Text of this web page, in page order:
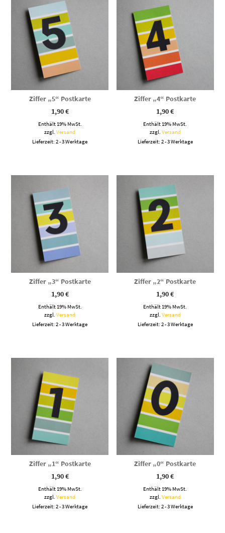
Ziffer „5“ Postkarte
1,90€
Enthält 19% MwSt.
zzgl.Versand
Lieferzeit: 2 - 3 Werktage
Ziffer „4“ Postkarte
1,90€
Enthält 19% MwSt.
zzgl. Versand
Lieferzeit: 2 - 3 Werktage
Ziffer „3“ Postkarte
1,90€
Enthält 19% MwSt.
zzgl.Versand
Lieferzeit: 2 - 3 Werktage
Ziffer „2“ Postkarte
1,90€
Enthält 19% MwSt.
zzgl. Versand
Lieferzeit: 2 - 3 Werktage
Ziffer „1“ Postkarte
1,90€
Enthält 19% MwSt.
zzgl.Versand
Lieferzeit: 2 - 3 Werktage
Ziffer „0“ Postkarte
1,90€
Enthält 19% MwSt.
zzgl. Versand
Lieferzeit: 2 - 3 Werktage